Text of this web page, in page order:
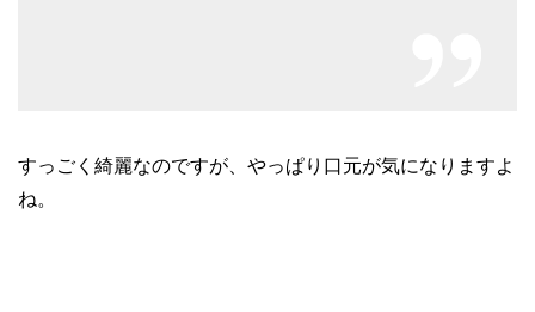
すっごく綺麗なのですが、やっぱり口元が気になりますよ
ね。